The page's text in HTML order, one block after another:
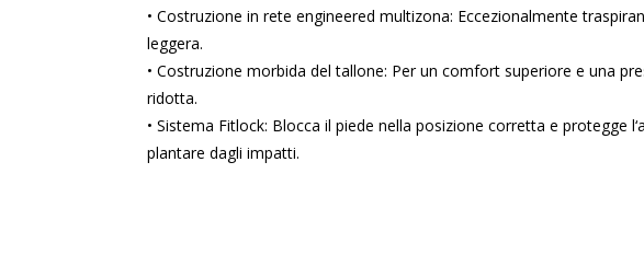
• Costruzione in rete engineered multizona: Eccezionalmente
leggera.
• Costruzione morbida del tallone: Per un comfort superiore e una
ridotta.
• Sistema Fitlock: Blocca il piede nella posizione corretta e protegge
plantare dagli impatti.